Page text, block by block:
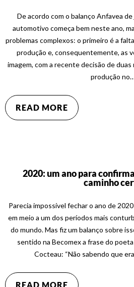
De acordo com o balanço Anfavea
automotivo começa bem neste ano,
problemas complexos: o primeiro é a
produção e, consequentemente, as
imagem, com a recente decisão de
produção
READ MORE
2020: um ano para
caminho
Parecia impossível fechar o ano de
em meio a um dos períodos mais
do mundo. Mas fiz um balanço sobre
sentido na Becomex a frase do
Cocteau: “Não sabendo que
READ MORE